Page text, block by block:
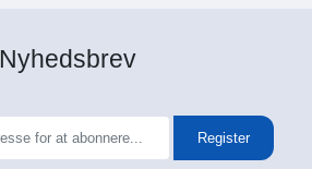
Nyhedsbrev
Register